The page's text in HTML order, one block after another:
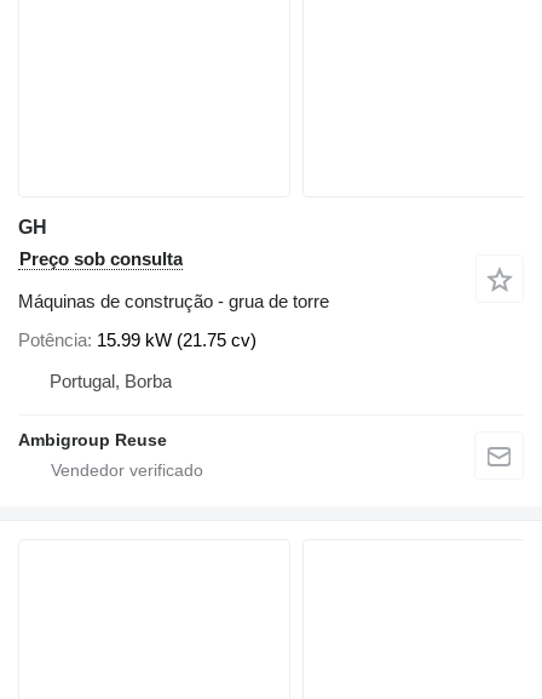
GH
Preço sob consulta
Máquinas de construção - grua de torre
Potência 15.99 kW (21.75 cv)
Portugal, Borba
Ambigroup Reuse